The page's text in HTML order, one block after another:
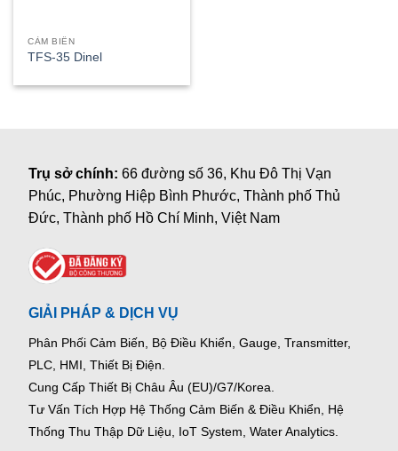
CẢM BIẾN
TFS-35 Dinel
Trụ sở chính:66 đường số 36, Khu Đô Thị Vạn
Phúc, Phường Hiệp Bình Phước, Thành phố Thủ
Đức, Thành phố Hồ Chí Minh, Việt Nam
GIẢI PHÁP & DỊCH VỤ
Phân Phối Cảm Biến, Bộ Điều Khiển, Gauge, Transmitter,
PLC, HMI, Thiết Bị Điện.
Cung Cấp Thiết Bị Châu Âu (EU)/G7/Korea.
Tư Vấn Tích Hợp Hệ Thống Cảm Biến & Điều Khiển, Hệ
Thống Thu Thập Dữ Liệu, IoT System, Water Analytics.